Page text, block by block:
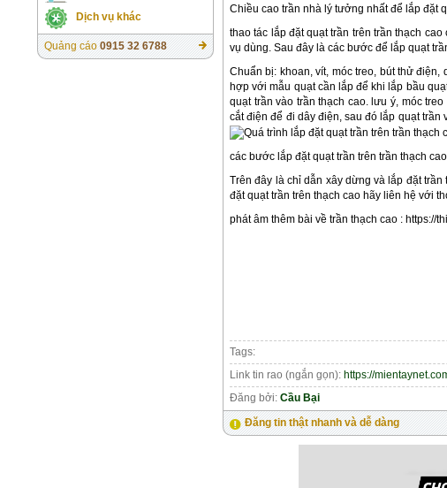
Dịch vụ khác
Quảng cáo 0915 32 6788
Chiều cao trần nhà lý tưởng nhất để lắp đặt
thao tác lắp đặt quạt trần trên trần thạch
vụ dùng. Sau đây là các bước để lắp quạt
Chuẩn bị: khoan, vít, móc treo, bút thử
hợp với mẫu quạt cần lắp để khi lắp bầu
quạt trần vào trần thạch cao. lưu ý, móc
cắt điện để đi dây điện, sau đó lắp quạt
các bước lắp đặt quạt trần trên trần thạch
Trên đây là chỉ dẫn xây dừng và lắp đặt
đặt quạt trần trên thạch cao hãy liên hệ với
phát âm thêm bài về trần thạch cao : https://
Tags:
Link tin rao (ngắn gọn): https://
Đăng bởi: Cầu Bại
Đăng tin thật nhanh và dễ dàng